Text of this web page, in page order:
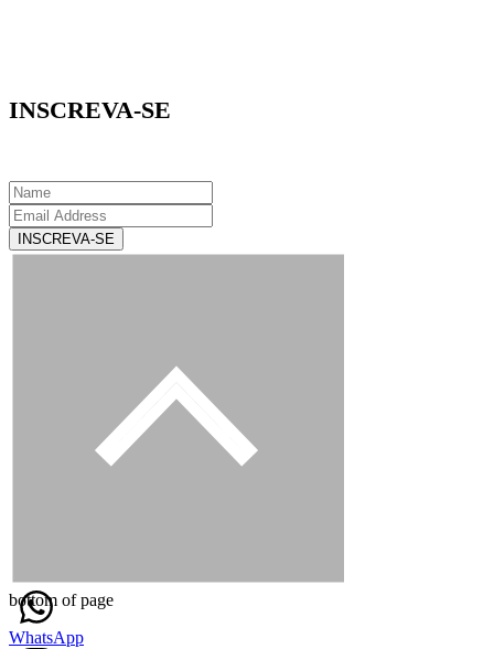
INSCREVA-SE
INSCREVA-SE
WhatsApp
bottom of page